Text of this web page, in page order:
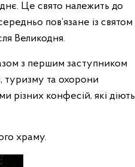
Це свято належить до
пов’язане із святом
Великодня.
з першим заступником
туризму та охорони
різних конфесій, які діють
храму.